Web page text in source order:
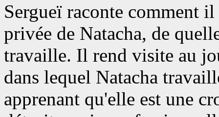
Sergueï raconte comment
privée de Natacha, de
travaille. Il rend visite au
dans lequel Natacha
apprenant qu'elle est une